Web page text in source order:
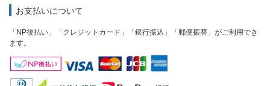
お支払いについて
「NP後払い」「クレジットカード」「銀行振込」「郵便振替」がご利用でき
ます。